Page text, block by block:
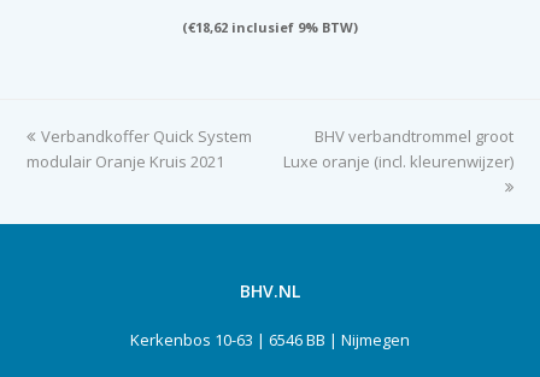
(€18,62 inclusief 9% BTW)
previous
post:
Verbandkoffer Quick System
modulair Oranje Kruis 2021
next
post:
BHV verbandtrommel groot
Luxe oranje (incl. kleurenwijzer)
BHV.NL
Kerkenbos 10-63 | 6546 BB | Nijmegen